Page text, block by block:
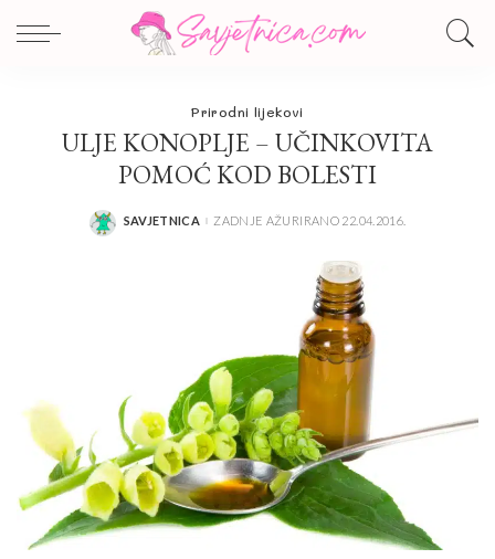
Prirodni lijekovi
ULJE KONOPLJE – UČINKOVITA
POMOĆ KOD BOLESTI
POSTED
SAVJETNICA ZADNJE AŽURIRANO 22.04.2016.